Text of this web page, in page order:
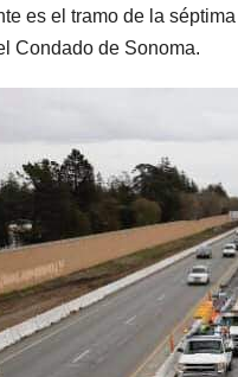
es el tramo de la
Condado de Sonoma.